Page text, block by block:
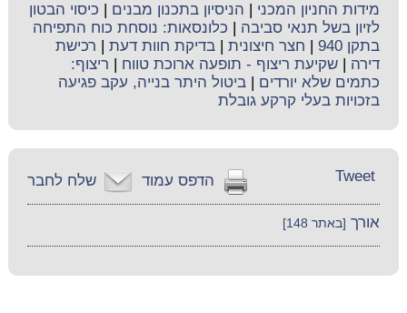
מידות החניון המכני הניסיון בתכנון מבנים
כיסוי הבטון
לזיון בשל תנאי סביבה
כלונסאות: נוסחת כוח התפיחה
בתקן 940
חצר חיצונית |בדיקת חוות דעת
רכישת
דירה |שקיעת ריצוף - תופעה ארוכת טווח
ריצוף:
כתמים שלא יורדים |ביטול היתר בנייה, עקב פגיעה
בזכויות בעלי קרקע גובלת
שלח לחבר הדפס עמוד Tweet
אורך [באתר 148]